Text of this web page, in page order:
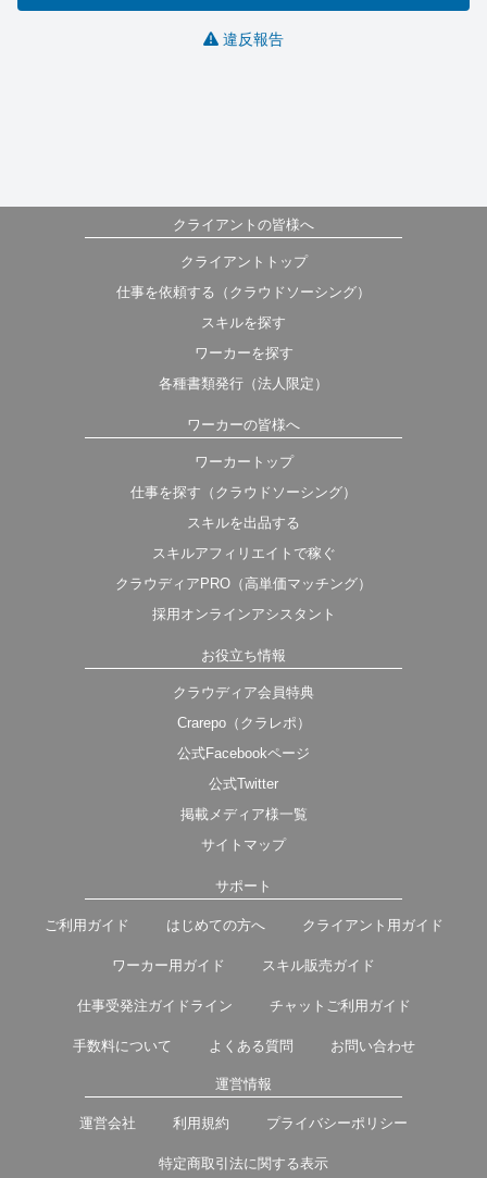
違反報告
クライアントの皆様へ
クライアントトップ
仕事を依頼する（クラウドソーシング）
スキルを探す
ワーカーを探す
各種書類発行（法人限定）
ワーカーの皆様へ
ワーカートップ
仕事を探す（クラウドソーシング）
スキルを出品する
スキルアフィリエイトで稼ぐ
クラウディアPRO（高単価マッチング）
採用オンラインアシスタント
お役立ち情報
クラウディア会員特典
Crarepo（クラレポ）
公式Facebookページ
公式Twitter
掲載メディア様一覧
サイトマップ
サポート
ご利用ガイド はじめての方へ クライアント用ガイド
ワーカー用ガイド スキル販売ガイド
仕事受発注ガイドライン チャットご利用ガイド
手数料について よくある質問 お問い合わせ
運営情報
運営会社 利用規約 プライバシーポリシー
特定商取引法に関する表示